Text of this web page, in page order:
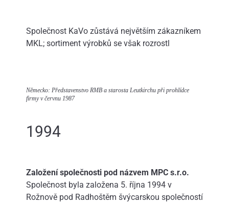
Společnost KaVo zůstává největším zákazníkem
MKL; sortiment výrobků se však rozrostl
Německo: Představenstvo RMB a starosta Leutkirchu při prohlídce
firmy v červnu 1987
1994
Založení společnosti pod názvem MPC s.r.o.
Společnost byla založena 5. října 1994 v
Rožnově pod Radhoštěm švýcarskou společností